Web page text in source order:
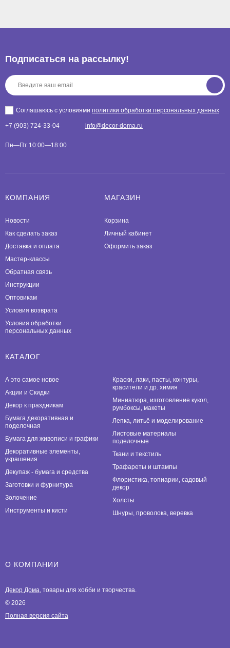
Подписаться на рассылкy!
Соглашаюсь с условиями политики обработки персональных данных
+7 (903) 724-33-04 info@decor-doma.ru
Пн—Пт 10:00—18:00
КОМПАНИЯ
Новости
Как сделать заказ
Доставка и оплата
Мастер-классы
Обратная связь
Инструкции
Оптовикам
Условия возврата
Условия обработки
персональных данных
МАГАЗИН
Корзина
Личный кабинет
Оформить заказ
КАТАЛОГ
А это самое новое
Акции и Скидки
Декор к праздникам
Бумага декоративная и
поделочная
Бумага для живописи и графики
Декоративные элементы,
украшения
Декупаж - бумага и средства
Заготовки и фурнитура
Золочение
Инструменты и кисти
Краски, лаки, пасты, контуры,
красители и др. химия
Миниатюра, изготовление кукол,
румбоксы, макеты
Лепка, литьё и моделирование
Листовые материалы
поделочные
Ткани и текстиль
Трафареты и штампы
Флористика, топиарии, садовый
декор
Холсты
Шнуры, проволока, веревка
О КОМПАНИИ
Декор Дома , товары для хобби и творчества.
© 2026
Полная версия сайта